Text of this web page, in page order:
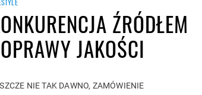
ŹRÓDŁEM
JAKOŚCI
NIE TAK DAWNO, ZAMÓWIENIE